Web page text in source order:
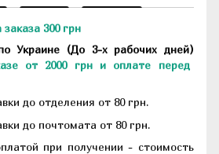
300 грн
Украине (До 3-х рабочих дней)
от 2000 грн и оплате перед
до отделения от 80 грн.
до почтомата от 80 грн.
при получении - стоимость